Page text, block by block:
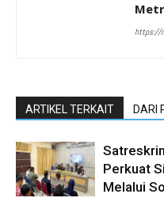
https://
ARTIKEL TERKAIT DARI
Perkuat
Melalui